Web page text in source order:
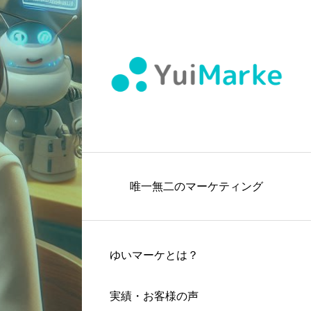
唯一無二のマーケティング
ゆいマーケとは？
実績・お客様の声